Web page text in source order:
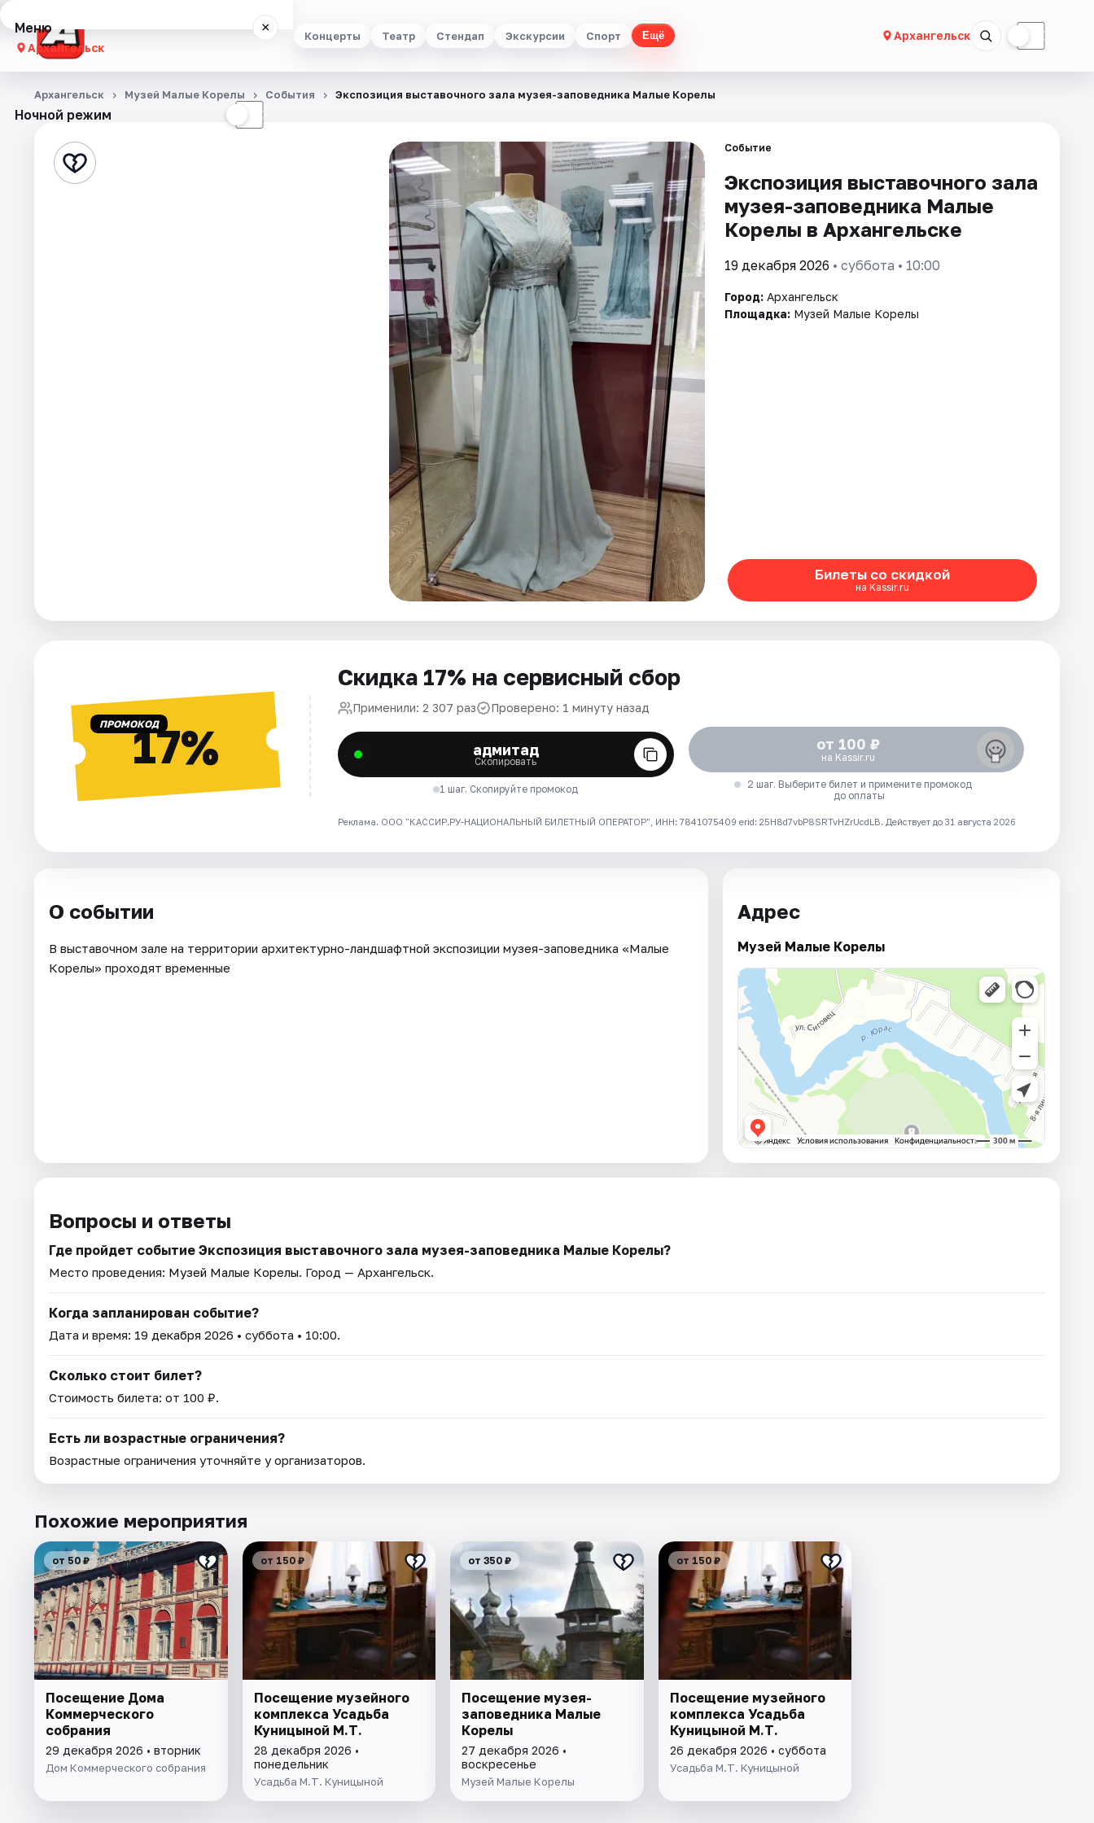
Концерты Театр Стендап Экскурсии Спорт Ещё Архангельск ☾
Меню ×
Архангельск
Концерты
Стендап
Ночной режим ☾
Архангельск Музей Малые Корелы События Экспозиция выставочного зала музея-заповедника Малые Корелы
Событие
Экспозиция выставочного зала
музея-заповедника Малые
Корелы в Архангельске
19 декабря 2026 • суббота • 10:00
Город: Архангельск
Площадка: Музей Малые Корелы
Билеты со скидкой
на Kassir.ru
ПРОМОКОД17%
Скидка 17% на сервисный сбор
Применили: 2 307 раз Проверено: 1 минуту назад
адмитад
Скопировать
1 шаг. Скопируйте промокод
от 100 ₽
на Kassir.ru
2 шаг. Выберите билет и примените промокод
до оплаты
Реклама. ООО "КАССИР.РУ-НАЦИОНАЛЬНЫЙ БИЛЕТНЫЙ ОПЕРАТОР", ИНН: 7841075409 erid: 25H8d7vbP8SRTvHZrUcdLB. Действует до 31 августа 2026
О событии
В выставочном зале на территории архитектурно-ландшафтной экспозиции музея-заповедника «Малые
Корелы» проходят временные
Адрес
Музей Малые Корелы
Вопросы и ответы
Где пройдет событие Экспозиция выставочного зала музея-заповедника Малые Корелы?
Место проведения: Музей Малые Корелы. Город — Архангельск.
Когда запланирован событие?
Дата и время: 19 декабря 2026 • суббота • 10:00.
Сколько стоит билет?
Стоимость билета: от 100 ₽.
Есть ли возрастные ограничения?
Возрастные ограничения уточняйте у организаторов.
Похожие мероприятия
от 50 ₽
Посещение Дома
Коммерческого
собрания
29 декабря 2026 • вторник
Дом Коммерческого собрания
от 150 ₽
Посещение музейного
комплекса Усадьба
Куницыной М.Т.
28 декабря 2026 •
понедельник
Усадьба М.Т. Куницыной
от 350 ₽
Посещение музея-
заповедника Малые
Корелы
27 декабря 2026 •
воскресенье
Музей Малые Корелы
от 150 ₽
Посещение музейного
комплекса Усадьба
Куницыной М.Т.
26 декабря 2026 • суббота
Усадьба М.Т. Куницыной